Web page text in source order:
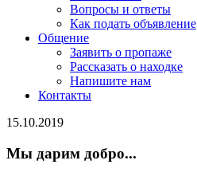
Вопросы и ответы
Как подать объявление
Общение
Заявить о пропаже
Рассказать о находке
Напишите нам
Контакты
15.10.2019
Мы дарим добро...